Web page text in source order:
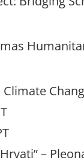
Climate
–